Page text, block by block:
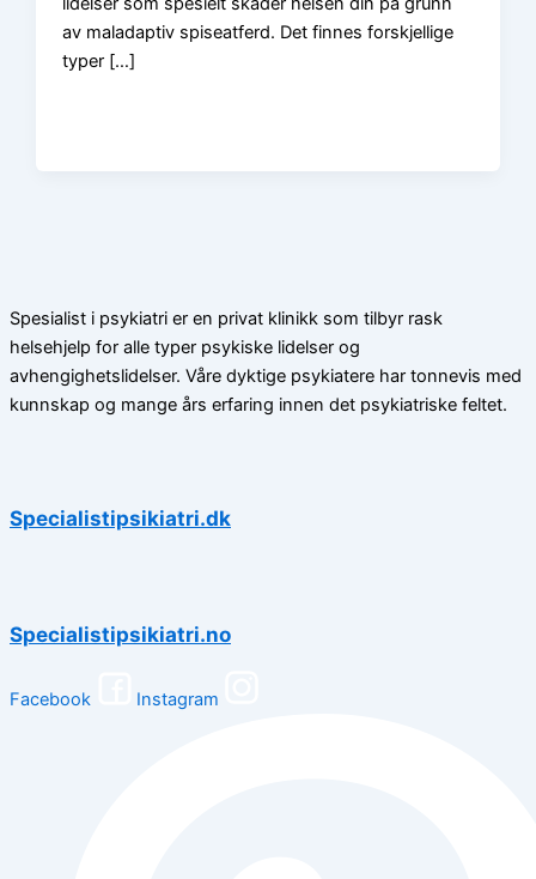
av maladaptiv spiseatferd. Det finnes forskjellige
typer […]
Spesialist i psykiatri er en privat klinikk som tilbyr rask
helsehjelp for alle typer psykiske lidelser og
avhengighetslidelser. Våre dyktige psykiatere har tonnevis med
kunnskap og mange års erfaring innen det psykiatriske feltet.
Specialistipsikiatri.dk
Specialistipsikiatri.no
Facebook Instagram